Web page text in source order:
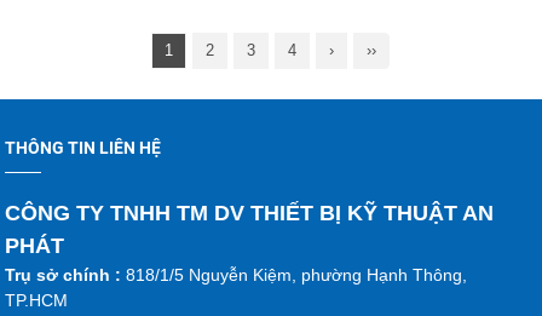
1 2 3 4 › ››
THÔNG TIN LIÊN HỆ
CÔNG TY TNHH TM DV THIẾT BỊ KỸ THUẬT AN
PHÁT
Trụ sở chính : 818/1/5 Nguyễn Kiệm, phường Hạnh Thông,
TP.HCM